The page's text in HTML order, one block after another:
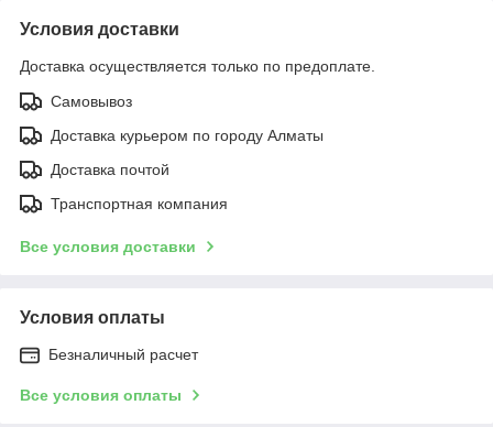
Условия доставки
Доставка осуществляется только по предоплате.
Самовывоз
Доставка курьером по городу Алматы
Доставка почтой
Транспортная компания
Все условия доставки
Условия оплаты
Безналичный расчет
Все условия оплаты